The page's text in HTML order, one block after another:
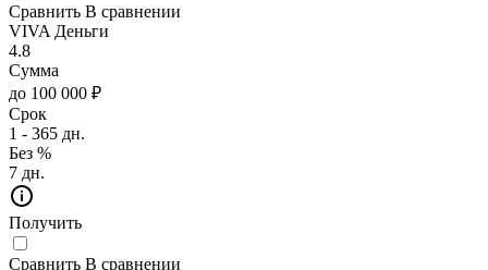
Сравнить В сравнении
VIVA Деньги
4.8
Сумма
до 100 000 ₽
Срок
1 - 365 дн.
Без %
7 дн.
Получить
Сравнить В сравнении